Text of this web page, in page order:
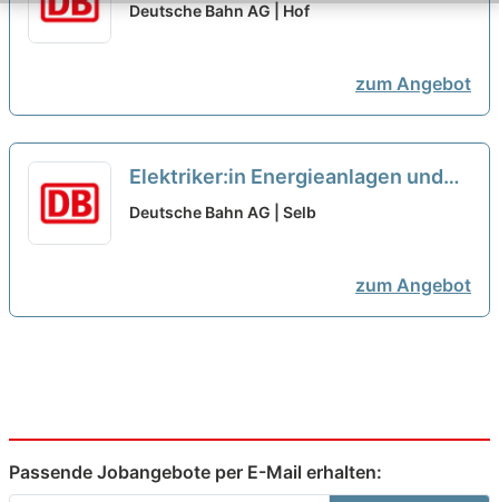
Brennstoffzellen neu
Deutsche Bahn AG | Hof
zum Angebot
Elektriker:in Energieanlagen und
Brennstoffzellen neu
Deutsche Bahn AG | Selb
zum Angebot
Passende Jobangebote per E-Mail erhalten: